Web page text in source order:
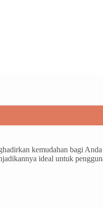
kemudahan bagi
ideal untuk